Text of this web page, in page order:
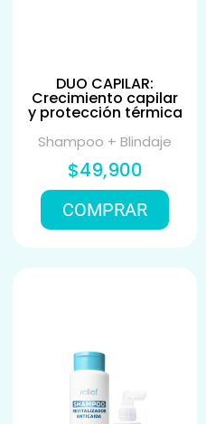
DUO CAPILAR:
Crecimiento capilar
y protección térmica
Shampoo + Blindaje
$49,900
COMPRAR